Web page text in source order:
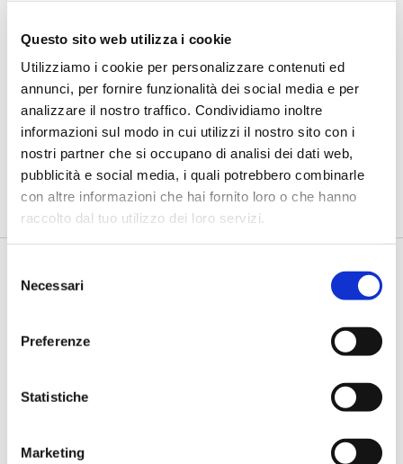
Questo sito web utilizza i cookie
Utilizziamo i cookie per personalizzare contenuti ed
annunci, per fornire funzionalità dei social media e per
analizzare il nostro traffico. Condividiamo inoltre
informazioni sul modo in cui utilizzi il nostro sito con i
nostri partner che si occupano di analisi dei dati web,
pubblicità e social media, i quali potrebbero combinarle
con altre informazioni che hai fornito loro o che hanno
raccolto dal tuo utilizzo dei loro servizi.
delNecessari
Preferenze
Statistiche
Marketing
BANCAFORTE TV
Molinari: “ABI ATLAS nasce per
trasformare l'incertezza in
opportunità”
di Flavio Padovan, Maddalena Libertini -Viviamo una fase storica
in cui il mondo cambia più rapidamente della nostra capacità...
Bartolucci (Prometeia): “Così le